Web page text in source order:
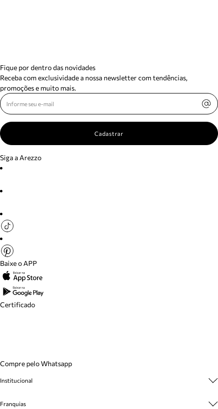
Fique por dentro das novidades
Receba com exclusividade a nossa newsletter com tendências,
promoções e muito mais.
Cadastrar
Siga a Arezzo
Baixe o APP
Certificado
Compre pelo Whatsapp
Institucional
Cashback
Franquias